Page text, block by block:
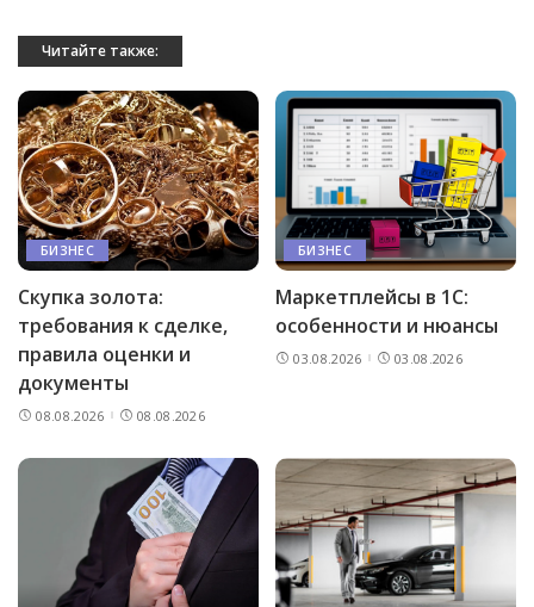
Читайте также:
БИЗНЕС
Скупка золота:
требования к сделке,
правила оценки и
документы
08.08.2026 08.08.2026
БИЗНЕС
Маркетплейсы в 1С:
особенности и нюансы
03.08.2026 03.08.2026